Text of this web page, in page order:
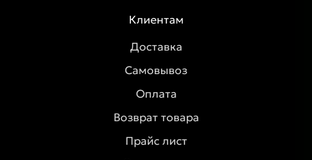
Клиентам
Доставка
Самовывоз
Оплата
Возврат товара
Прайс лист